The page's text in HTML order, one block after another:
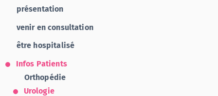
présentation
venir en consultation
être hospitalisé
Infos Patients
Orthopédie
Urologie